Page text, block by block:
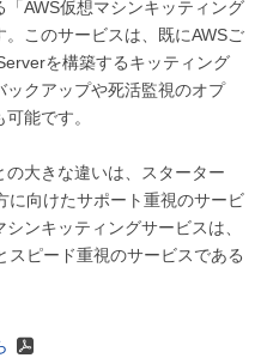
AWS仮想マシンキッティング
このサービスは、既にAWSご
を構築するキッティング
クアップや死活監視のオプ
能です。
大きな違いは、スターター
に向けたサポート重視のサービ
ンキッティングサービスは、
スピード重視のサービスである